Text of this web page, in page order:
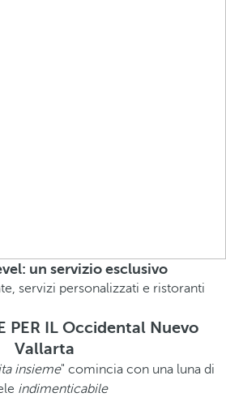
un servizio esclusivo
servizi personalizzati e ristoranti
PER IL Occidental Nuevo
Vallarta
insieme" comincia con una luna di
indimenticabile